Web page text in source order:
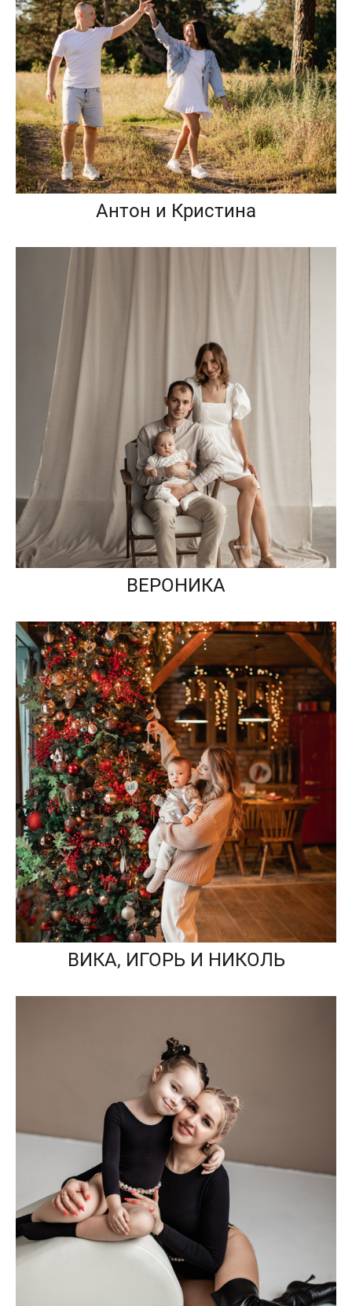
Антон и Кристина
ВЕРОНИКА
ВИКА, ИГОРЬ И НИКОЛЬ